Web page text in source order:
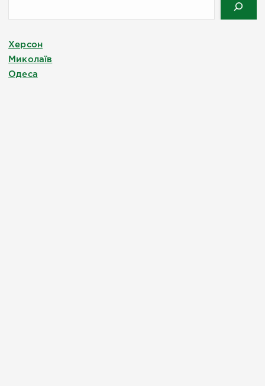
Херсон
Миколаїв
Одеса